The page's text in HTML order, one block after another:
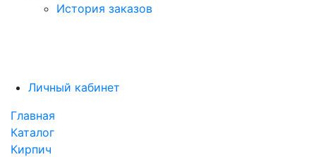
История заказов
Личный кабинет
Главная
Каталог
Кирпич